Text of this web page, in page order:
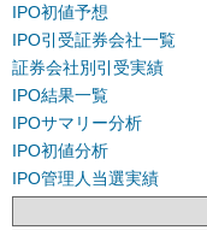
IPO初値予想
IPO引受証券会社一覧
証券会社別引受実績
IPO結果一覧
IPOサマリー分析
IPO初値分析
IPO管理人当選実績